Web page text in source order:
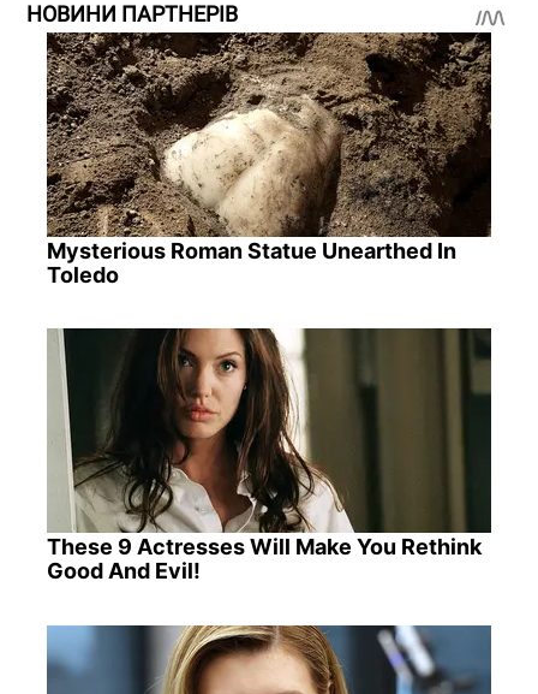
НОВИНИ ПАРТНЕРІВ
Mysterious Roman Statue Unearthed In
Toledo
These 9 Actresses Will Make You Rethink
Good And Evil!